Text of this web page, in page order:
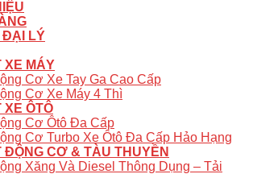
ĐẠI LÝ
XE MÁY
Cơ Xe Tay Ga Cao Cấp
Cơ Xe Máy 4 Thì
XE ÔTÔ
Cơ Ôtô Đa Cấp
Cơ Turbo Xe Ôtô Đa Cấp Hảo Hạng
ĐỘNG CƠ & TÀU THUYỀN
Xăng Và Diesel Thông Dụng – Tải